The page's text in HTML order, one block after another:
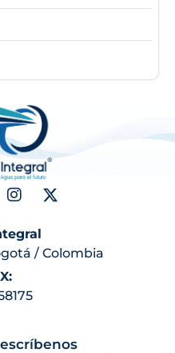
/ Colombia